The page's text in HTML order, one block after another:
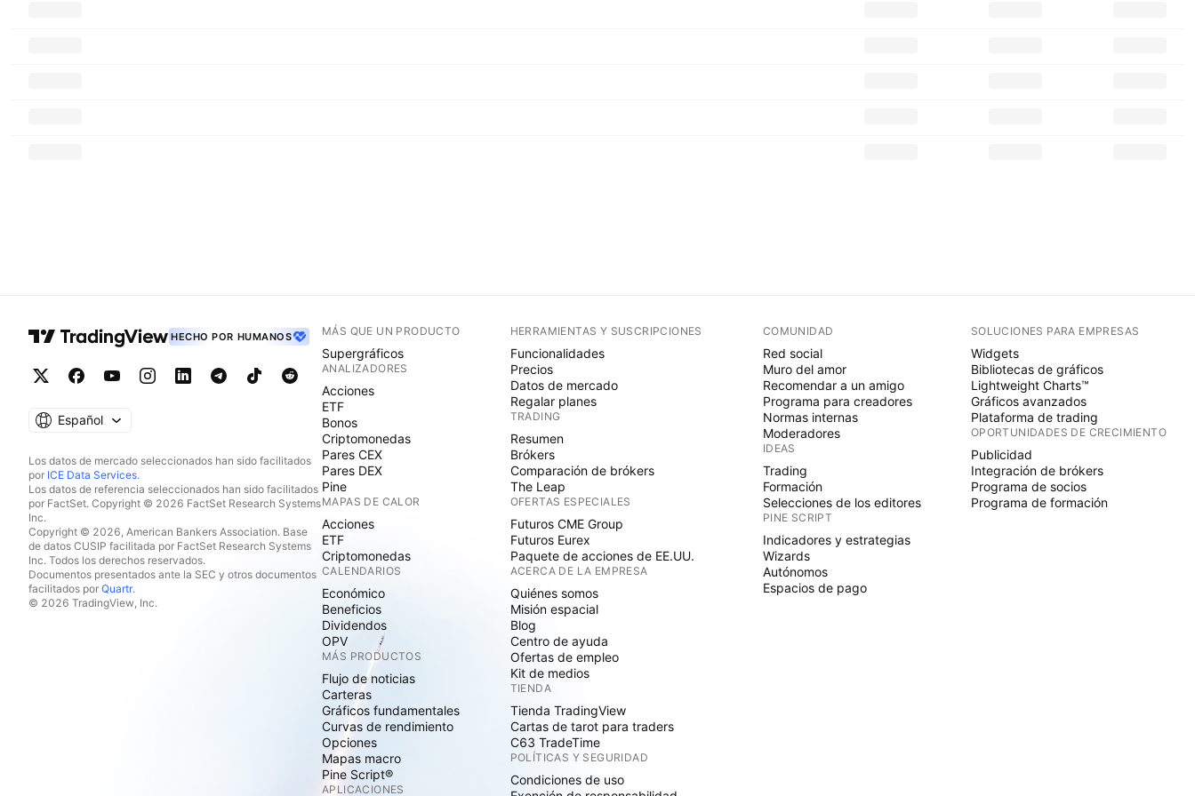
HECHO POR HUMANOS
Español
Los datos de mercado seleccionados han sido facilitados
por ICE Data Services.
Los datos de referencia seleccionados han sido facilitados
por FactSet. Copyright © 2026 FactSet Research Systems
Inc.
Copyright © 2026, American Bankers Association. Base
de datos CUSIP facilitada por FactSet Research Systems
Inc. Todos los derechos reservados.
Documentos presentados ante la SEC y otros documentos
facilitados por Quartr.
© 2026 TradingView, Inc.
MÁS QUE UN PRODUCTO
Supergráficos
ANALIZADORES
Acciones
ETF
Bonos
Criptomonedas
Pares CEX
Pares DEX
Pine
MAPAS DE CALOR
Acciones
ETF
Criptomonedas
CALENDARIOS
Económico
Beneficios
Dividendos
OPV
MÁS PRODUCTOS
Flujo de noticias
Carteras
Gráficos fundamentales
Curvas de rendimiento
Opciones
Mapas macro
Pine Script®
APLICACIONES
HERRAMIENTAS Y SUSCRIPCIONES
Funcionalidades
Precios
Datos de mercado
Regalar planes
TRADING
Resumen
Brókers
Comparación de brókers
The Leap
OFERTAS ESPECIALES
Futuros CME Group
Futuros Eurex
Paquete de acciones de EE.UU.
ACERCA DE LA EMPRESA
Quiénes somos
Misión espacial
Blog
Centro de ayuda
Ofertas de empleo
Kit de medios
TIENDA
Tienda TradingView
Cartas de tarot para traders
C63 TradeTime
POLÍTICAS Y SEGURIDAD
Condiciones de uso
COMUNIDAD
Red social
Muro del amor
Recomendar a un amigo
Programa para creadores
Normas internas
Moderadores
IDEAS
Trading
Formación
Selecciones de los editores
PINE SCRIPT
Indicadores y estrategias
Wizards
Autónomos
Espacios de pago
SOLUCIONES PARA EMPRESAS
Widgets
Bibliotecas de gráficos
Lightweight Charts™
Gráficos avanzados
Plataforma de trading
OPORTUNIDADES DE CRECIMIENTO
Publicidad
Integración de brókers
Programa de socios
Programa de formación